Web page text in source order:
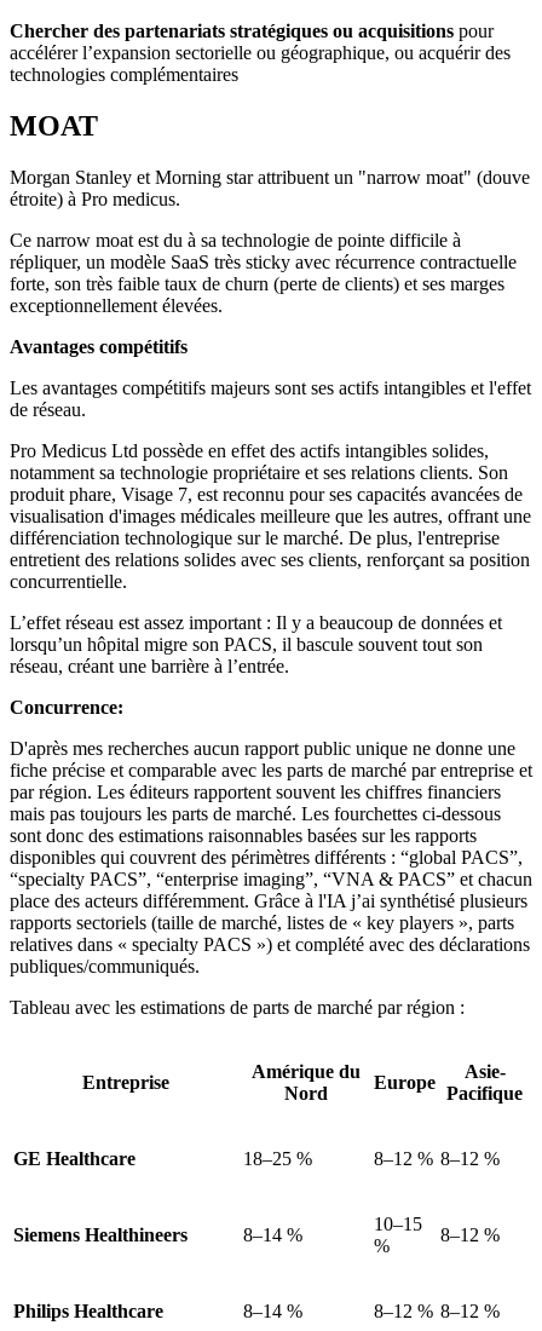
Chercher des partenariats stratégiques ou acquisitions pour
accélérer l’expansion sectorielle ou géographique, ou acquérir des
technologies complémentaires
MOAT
Morgan Stanley et Morning star attribuent un "narrow moat" (douve
étroite) à Pro medicus.
Ce narrow moat est du à sa technologie de pointe difficile à
répliquer, un modèle SaaS très sticky avec récurrence contractuelle
forte, son très faible taux de churn (perte de clients) et ses marges
exceptionnellement élevées.
Avantages compétitifs
Les avantages compétitifs majeurs sont ses actifs intangibles et l'effet
de réseau.
Pro Medicus Ltd possède en effet des actifs intangibles solides,
notamment sa technologie propriétaire et ses relations clients. Son
produit phare, Visage 7, est reconnu pour ses capacités avancées de
visualisation d'images médicales meilleure que les autres, offrant une
différenciation technologique sur le marché. De plus, l'entreprise
entretient des relations solides avec ses clients, renforçant sa position
concurrentielle.
L’effet réseau est assez important : Il y a beaucoup de données et
lorsqu’un hôpital migre son PACS, il bascule souvent tout son
réseau, créant une barrière à l’entrée.
Concurrence:
D'après mes recherches aucun rapport public unique ne donne une
fiche précise et comparable avec les parts de marché par entreprise et
par région. Les éditeurs rapportent souvent les chiffres financiers
mais pas toujours les parts de marché. Les fourchettes ci-dessous
sont donc des estimations raisonnables basées sur les rapports
disponibles qui couvrent des périmètres différents : “global PACS”,
“specialty PACS”, “enterprise imaging”, “VNA & PACS” et chacun
place des acteurs différemment. Grâce à l'IA j’ai synthétisé plusieurs
rapports sectoriels (taille de marché, listes de « key players », parts
relatives dans « specialty PACS ») et complété avec des déclarations
publiques/communiqués.
Tableau avec les estimations de parts de marché par région :
Entreprise
Amérique du
Nord
Europe
Asie-
Pacifique
GE Healthcare 18–25 % 8–12 % 8–12 %
Siemens Healthineers 8–14 %
10–15
%
8–12 %
Philips Healthcare 8–14 % 8–12 % 8–12 %